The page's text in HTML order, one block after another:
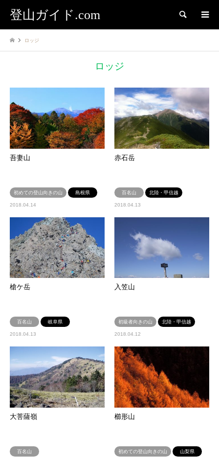
登山ガイド.com 検索
ロッジ
ロッジ
吾妻山
初めての登山向きの山 島根県
2018.04.14
赤石岳
百名山 北陸・甲信越
2018.04.13
槍ケ岳
百名山 岐阜県
2018.04.13
入笠山
初級者向きの山 北陸・甲信越
2018.04.12
大菩薩嶺
百名山
櫛形山
初めての登山向きの山 山梨県